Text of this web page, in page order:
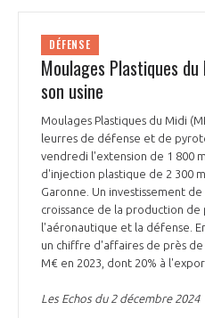
DÉFENSE
Moulages Plastiques
son usine
Moulages Plastiques du Midi
leurres de défense et de
vendredi l'extension de 1 800
d'injection plastique de 2 300
Garonne. Un investissement
croissance de la production
l'aéronautique et la défense.
un chiffre d'affaires de près de
M€ en 2023, dont 20% à
Les Echos du 2 décembre 2024